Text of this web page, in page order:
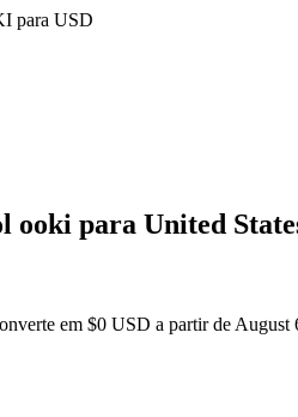
para USD
ooki para United
em $0 USD a partir de August